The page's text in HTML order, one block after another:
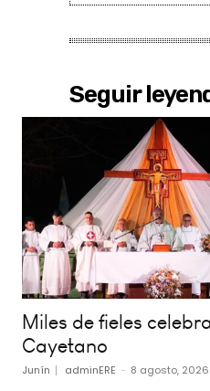
Seguir
Miles de fieles
Cayetano
Junín adminERE - 8 agosto, 2026